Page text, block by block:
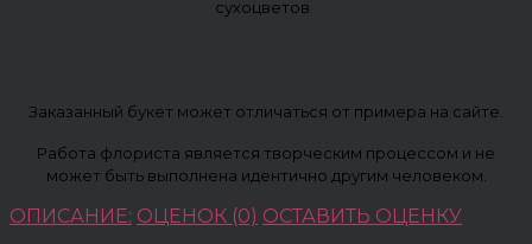
сухоцветов
Заказанный букет может отличаться от примера на сайте.
Работа флориста является творческим процессом и не
может быть выполнена идентично другим человеком.
ОПИСАНИЕ: ОЦЕНОК (0) ОСТАВИТЬ ОЦЕНКУ